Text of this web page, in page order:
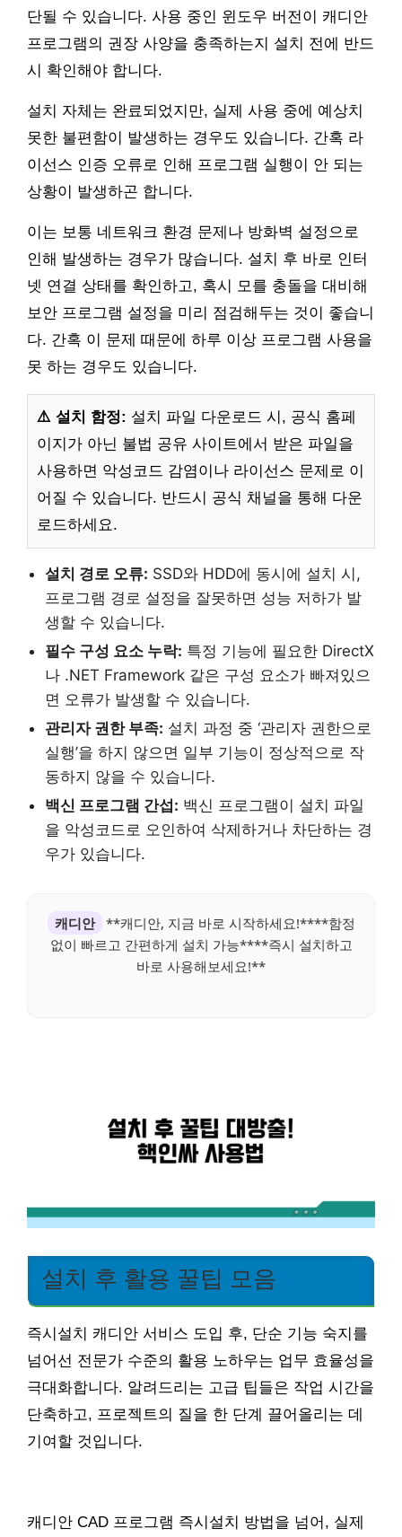
단될 수 있습니다. 사용 중인 윈도우 버전이 캐디안
프로그램의 권장 사양을 충족하는지 설치 전에 반드
시 확인해야 합니다.
설치 자체는 완료되었지만, 실제 사용 중에 예상치
못한 불편함이 발생하는 경우도 있습니다. 간혹 라
이선스 인증 오류로 인해 프로그램 실행이 안 되는
상황이 발생하곤 합니다.
이는 보통 네트워크 환경 문제나 방화벽 설정으로
인해 발생하는 경우가 많습니다. 설치 후 바로 인터
넷 연결 상태를 확인하고, 혹시 모를 충돌을 대비해
보안 프로그램 설정을 미리 점검해두는 것이 좋습니
다. 간혹 이 문제 때문에 하루 이상 프로그램 사용을
못 하는 경우도 있습니다.
⚠️ 설치 함정: 설치 파일 다운로드 시, 공식 홈페
이지가 아닌 불법 공유 사이트에서 받은 파일을
사용하면 악성코드 감염이나 라이선스 문제로 이
어질 수 있습니다. 반드시 공식 채널을 통해 다운
로드하세요.
설치 경로 오류: SSD와 HDD에 동시에 설치 시,
프로그램 경로 설정을 잘못하면 성능 저하가 발
생할 수 있습니다.
필수 구성 요소 누락: 특정 기능에 필요한 DirectX
나 .NET Framework 같은 구성 요소가 빠져있으
면 오류가 발생할 수 있습니다.
관리자 권한 부족: 설치 과정 중 ‘관리자 권한으로
실행’을 하지 않으면 일부 기능이 정상적으로 작
동하지 않을 수 있습니다.
백신 프로그램 간섭: 백신 프로그램이 설치 파일
을 악성코드로 오인하여 삭제하거나 차단하는 경
우가 있습니다.
캐디안
**캐디안, 지금 바로 시작하세요!****함정
없이 빠르고 간편하게 설치 가능****즉시 설치하고
바로 사용해보세요!**
설치 후 활용 꿀팁 모음
즉시설치 캐디안 서비스 도입 후, 단순 기능 숙지를
넘어선 전문가 수준의 활용 노하우는 업무 효율성을
극대화합니다. 알려드리는 고급 팁들은 작업 시간을
단축하고, 프로젝트의 질을 한 단계 끌어올리는 데
기여할 것입니다.
캐디안 CAD 프로그램 즉시설치 방법을 넘어, 실제